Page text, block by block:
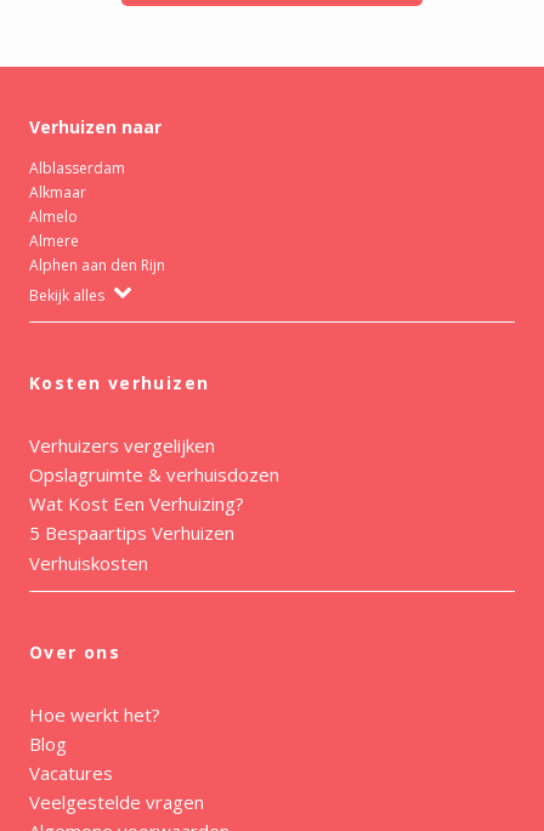
Verhuizen naar
Alblasserdam
Alkmaar
Almelo
Almere
Alphen aan den Rijn
Bekijk alles
Kosten verhuizen
Verhuizers vergelijken
Opslagruimte & verhuisdozen
Wat Kost Een Verhuizing?
5 Bespaartips Verhuizen
Verhuiskosten
Over ons
Hoe werkt het?
Blog
Vacatures
Veelgestelde vragen